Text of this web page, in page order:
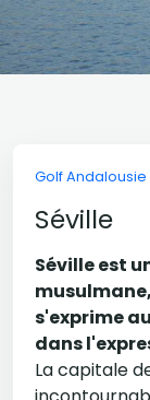
Golf Andalousie
Séville
Séville est
s'exprime
dans
La capitale